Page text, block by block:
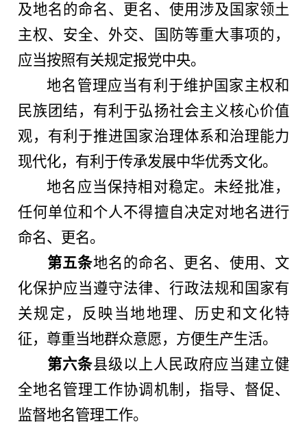
及地名的命名、更名、使用涉及国家领土
主权、安全、外交、国防等重大事项的，
应当按照有关规定报党中央。
地名管理应当有利于维护国家主权和
民族团结，有利于弘扬社会主义核心价值
观，有利于推进国家治理体系和治理能力
现代化，有利于传承发展中华优秀文化。
地名应当保持相对稳定。未经批准，
任何单位和个人不得擅自决定对地名进行
命名、更名。
第五条地名的命名、更名、使用、文
化保护应当遵守法律、行政法规和国家有
关规定，反映当地地理、历史和文化特
征，尊重当地群众意愿，方便生产生活。
第六条县级以上人民政府应当建立健
全地名管理工作协调机制，指导、督促、
监督地名管理工作。